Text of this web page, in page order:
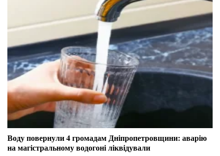
Воду повернули 4 громадам Дніпропетровщини: аварію
на магістральному водогоні ліквідували